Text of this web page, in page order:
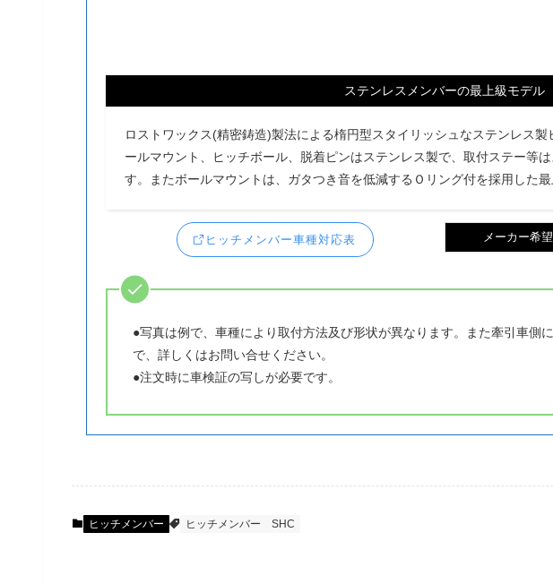
ステンレスメンバーの最上級モデル
ロストワックス(精密鋳造)製法による楕円型スタイリッシュなステンレス
ールマウント、ヒッチボール、脱着ピンはステンレス製で、取付ステー等
す。またボールマウントは、ガタつき音を低減するＯリング付を採用した最
ヒッチメンバー車種対応表 メーカー希
●写真は例で、車種により取付方法及び形状が異なります。また牽引車側
で、詳しくはお問い合せください。
●注文時に車検証の写しが必要です。
ヒッチメンバー ヒッチメンバー SHC